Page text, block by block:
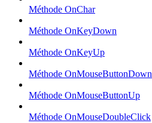
Méthode OnChar
Méthode OnKeyDown
Méthode OnKeyUp
Méthode OnMouseButtonDown
Méthode OnMouseButtonUp
Méthode OnMouseDoubleClick